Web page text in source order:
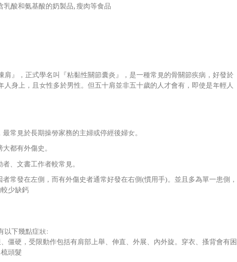
乳酸和氨基酸的奶製品, 瘦肉等食品
肩』，正式學名叫『粘黏性關節囊炎』，是一種常見的骨關節疾病，好發於
人身上，且女性多於男性。但五十肩並非五十歲的人才會有，即使是年輕人
常見於長期操勞家務的主婦或停經後婦女。
都有外傷史。
、文書工作者較常見。
者常發在左側，而有外傷史者通常好發在右側(慣用手)。並且多為單一患側，
少缺鈣
以下幾點症狀:
僵硬，受限動作包括有肩部上舉、伸直、外展、內外旋。穿衣、搔背會有困
頭髮